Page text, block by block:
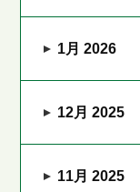
1月 2026
12月 2025
11月 2025